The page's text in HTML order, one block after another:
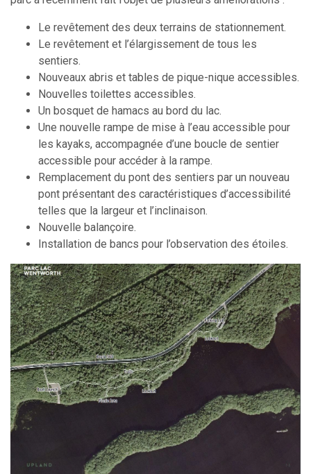
Le revêtement des deux terrains de stationnement.
Le revêtement et l’élargissement de tous les
sentiers.
Nouveaux abris et tables de pique-nique accessibles.
Nouvelles toilettes accessibles.
Un bosquet de hamacs au bord du lac.
Une nouvelle rampe de mise à l’eau accessible pour
les kayaks, accompagnée d’une boucle de sentier
accessible pour accéder à la rampe.
Remplacement du pont des sentiers par un nouveau
pont présentant des caractéristiques d’accessibilité
telles que la largeur et l’inclinaison.
Nouvelle balançoire.
Installation de bancs pour l’observation des étoiles.